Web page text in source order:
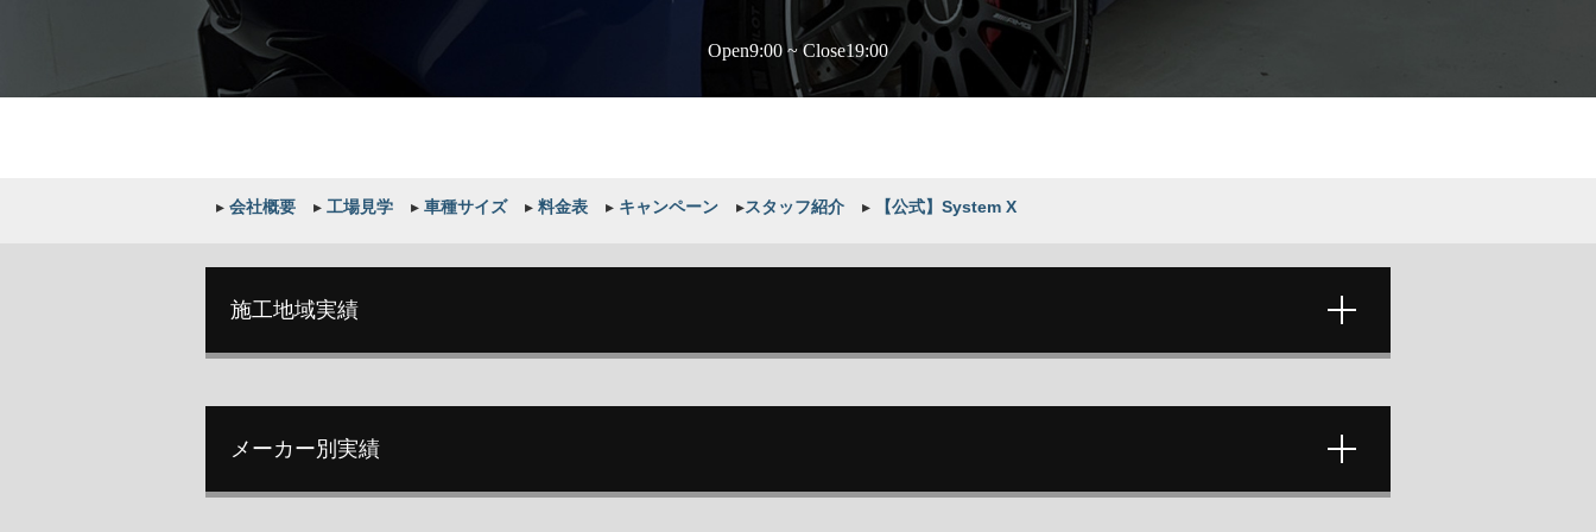
Open9:00 ~ Close19:00
▸ 会社概要 ▸ 工場見学 ▸ 車種サイズ ▸ 料金表 ▸ キャンペーン ▸スタッフ紹介 ▸ 【公式】System X
施工地域実績
メーカー別実績